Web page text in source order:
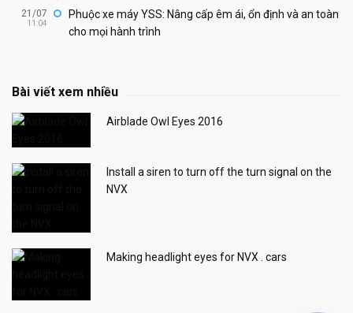
21/07
11:04
Phuộc xe máy YSS: Nâng cấp êm ái, ổn định và an toàn
cho mọi hành trình
Bài viết xem nhiều
Airblade Owl Eyes 2016
Install a siren to turn off the turn signal on the
NVX
Making headlight eyes for NVX . cars